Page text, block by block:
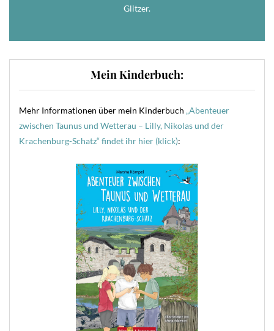
Glitzer.
Mein Kinderbuch:
Mehr Informationen über mein Kinderbuch „Abenteuer
zwischen Taunus und Wetterau – Lilly, Nikolas und der
Krachenburg-Schatz“ findet ihr hier (klick):